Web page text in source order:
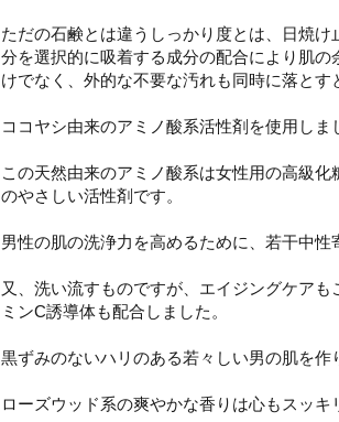
ただの石鹸とは違うしっかり度とは、日焼
分を選択的に吸着する成分の配合により肌の
けでなく、外的な不要な汚れも同時に落とす
ココヤシ由来のアミノ酸系活性剤を使用しま
この天然由来のアミノ酸系は女性用の高級
のやさしい活性剤です。
男性の肌の洗浄力を高めるために、若干中性
又、洗い流すものですが、エイジングケア
ミンC誘導体も配合しました。
黒ずみのないハリのある若々しい男の肌を作
ローズウッド系の爽やかな香りは心もスッキ